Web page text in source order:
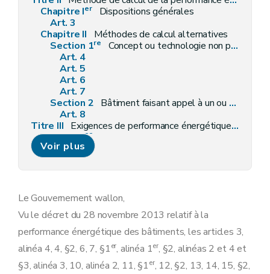
Chapitre Ier
Dispositions générales
Art. 3
Chapitre II
Méthodes de calcul alternatives
Section 1re
Concept ou technologie non pris en compte dans la méthode de calcul
Art. 4
Art. 5
Art. 6
Art. 7
Section 2 Bâtiment faisant appel à un ou plusieurs concepts constructifs ou technologies non pris en compte par la méthode de calcul
Art. 8
Titre III Exigences de performance énergétique des bâtiments
Chapitre Ier
Art. 9
Chapitre II
Art.10/1
Art. 11
Art. 12
Art. 13
Art. 14
Section 2 Rénovation importante
Voir plus
Le Gouvernement wallon,
Vu le décret du 28 novembre 2013 relatif à la
performance énergétique des bâtiments, les articles 3,
alinéa 4, 4, §2, 6, 7, §1er, alinéa 1er, §2, alinéas 2 et 4 et
§3, alinéa 3, 10, alinéa 2, 11, §1er, 12, §2, 13, 14, 15, §2,